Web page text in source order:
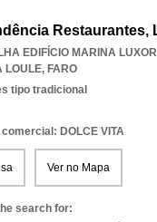
Restaurantes,
EDIFÍCIO MARINA
LOULE, FARO
tipo tradicional
DOLCE VITA
Ver no Mapa
search for: